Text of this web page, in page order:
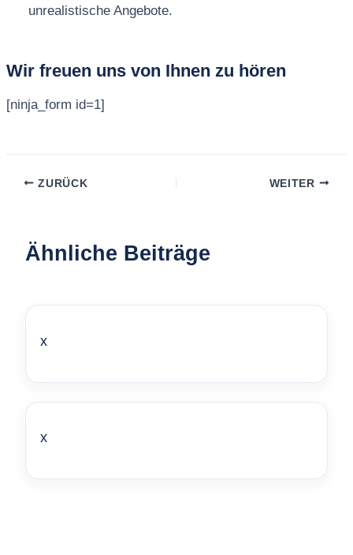
unrealistische Angebote.
Wir freuen uns von Ihnen zu hören
[ninja_form id=1]
ZURÜCK WEITER
Ähnliche Beiträge
x
x